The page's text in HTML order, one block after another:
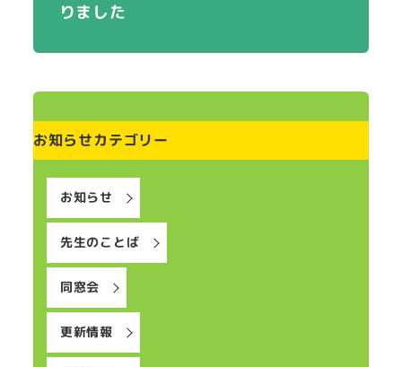
りました
お知らせカテゴリー
お知らせ
先生のことば
同窓会
更新情報